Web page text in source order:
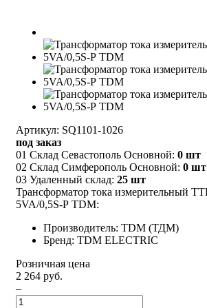
Артикул: SQ1101-1026
под заказ
01 Склад Севастополь Основной: 0 шт
02 Склад Симферополь Основной: 0 шт
03 Удаленный склад: 25 шт
Трансформатор тока измерительный
5VA/0,5S-Р TDM:
Производитель: TDM (ТДМ)
Бренд: TDM ELECTRIC
Розничная цена
2 264 руб.
–